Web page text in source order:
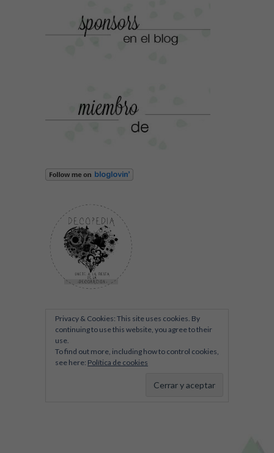
Privacy & Cookies: This site uses cookies. By
continuing to use this website, you agree to their
use.
To find out more, including how to control cookies,
see here: Política de cookies